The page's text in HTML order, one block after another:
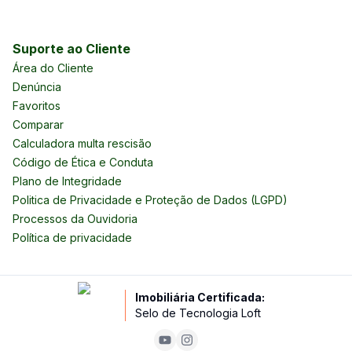
Suporte ao Cliente
Área do Cliente
Denúncia
Favoritos
Comparar
Calculadora multa rescisão
Código de Ética e Conduta
Plano de Integridade
Politica de Privacidade e Proteção de Dados (LGPD)
Processos da Ouvidoria
Política de privacidade
Imobiliária Certificada:
Selo de Tecnologia Loft